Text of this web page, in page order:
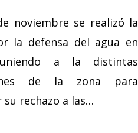
noviembre se realizó la
la defensa del agua en
a la distintas
de la zona para
rechazo a las…